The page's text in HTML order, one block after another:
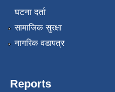
घटना दर्ता
सामाजिक सुरक्षा
नागरिक वडापत्र
Reports